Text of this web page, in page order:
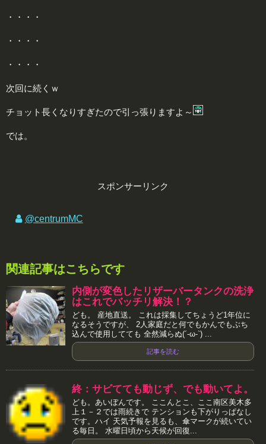
・・・・
・・・・
・・・・
次回に続くｗ
チョット長くなりすぎたので引っ張りますよ～
では。
スポンサーリンク
@centrumMC
関連記事はこちらです
内側が変色したリザーバータンクの洗浄
はこれでバッチリ解決！？
ども。 産地直送。 これは採集してちょうど1年位に
なるそうですが、 2人家庭だと何でもかんでもぶち
込んで使用してても 全然減らぬ(´-ω-`) ...
記事を読む
終：サビてても動じず、でも動いてよ。
ども。あいぼんです。 ここんとこ、ここ南区美木多
上１－２では雨続きで テンションも下がりっぱなし
です。ハイ 天気予報を見るも、傘マークが続いてい
る毎日。 水曜日頃から天候が回復...